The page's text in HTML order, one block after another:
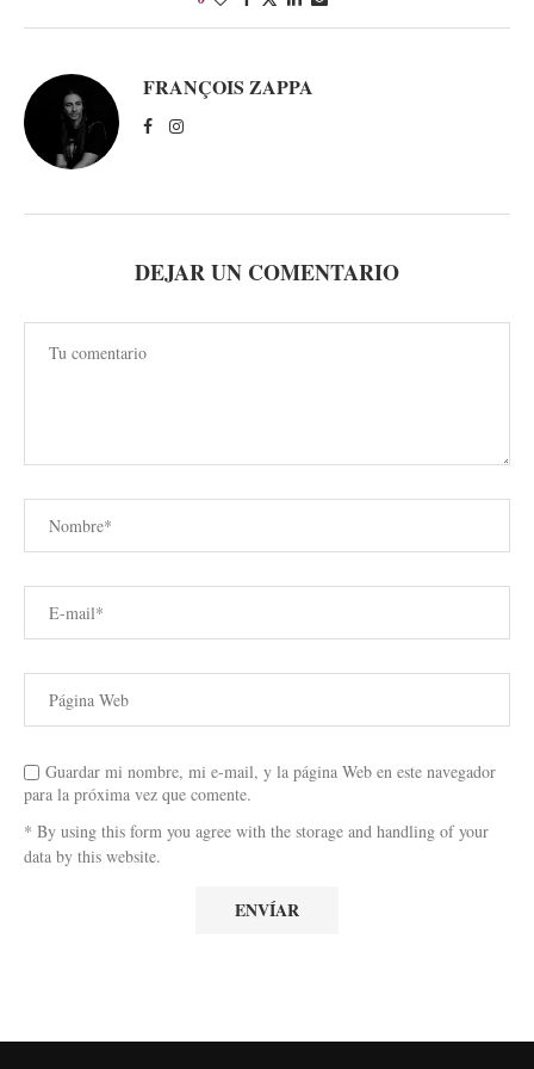
FRANÇOIS ZAPPA
DEJAR UN COMENTARIO
Guardar mi nombre, mi e-mail, y la página Web en este navegador
para la próxima vez que comente.
* By using this form you agree with the storage and handling of your
data by this website.